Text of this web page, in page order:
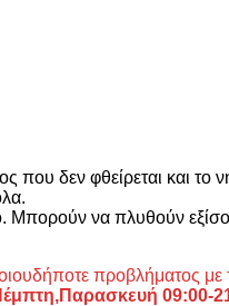
δεν φθείρεται και το
Μπορούν να πλυθούν
προβλήματος
09:00-